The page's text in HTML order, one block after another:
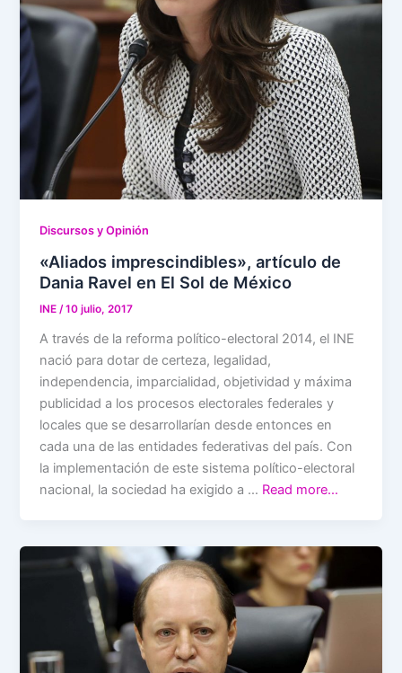
Discursos y Opinión
«Aliados imprescindibles», artículo de
Dania Ravel en El Sol de México
INE/10 julio, 2017
A través de la reforma político-electoral 2014, el INE
nació para dotar de certeza, legalidad,
independencia, imparcialidad, objetividad y máxima
publicidad a los procesos electorales federales y
locales que se desarrollarían desde entonces en
cada una de las entidades federativas del país. Con
la implementación de este sistema político-electoral
nacional, la sociedad ha exigido a … Read more…